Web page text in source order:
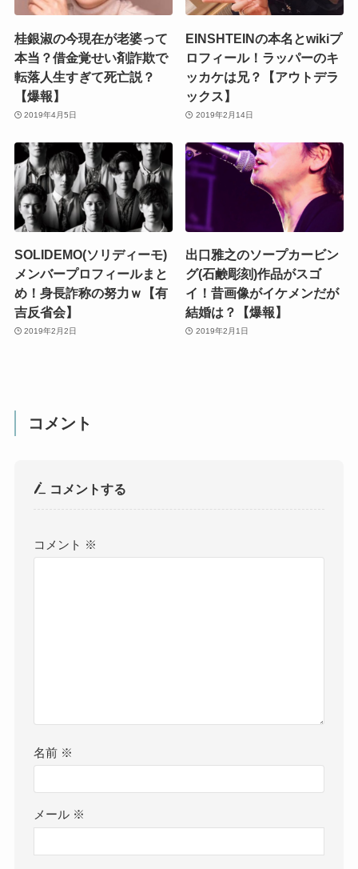
桂銀淑の今現在が老婆って
本当？借金覚せい剤詐欺で
転落人生すぎて死亡説？
【爆報】
2019年4月5日
EINSHTEINの本名とwikiプ
ロフィール！ラッパーのキ
ッカケは兄？【アウトデラ
ックス】
2019年2月14日
SOLIDEMO(ソリディーモ)
メンバープロフィールまと
め！身長詐称の努力ｗ【有
吉反省会】
2019年2月2日
出口雅之のソープカービン
グ(石鹸彫刻)作品がスゴ
イ！昔画像がイケメンだが
結婚は？【爆報】
2019年2月1日
コメント
コメントする
コメント ※
名前 ※
メール ※